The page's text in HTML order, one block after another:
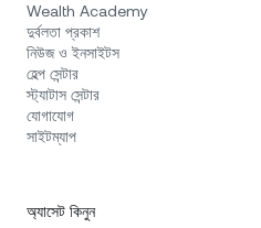
Wealth Academy
দুর্বলতা প্রকাশ
নিউজ ও ইনসাইটস
হেল্প সেন্টার
স্ট্যাটাস সেন্টার
যোগাযোগ
সাইটম্যাপ
অ্যাসেট কিনুন